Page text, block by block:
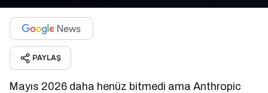
PAYLAŞ
Mayıs 2026 daha henüz bitmedi ama Anthropic